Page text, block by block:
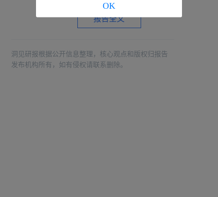
报告全文
洞见研报根据公开信息整理，核心观点和版权归报告
发布机构所有，如有侵权请联系删除。
OK